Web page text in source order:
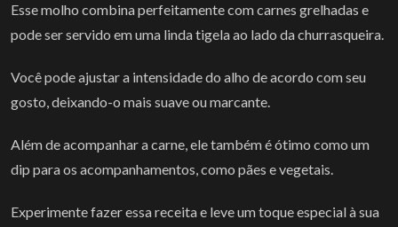
Esse molho combina perfeitamente com carnes grelhadas e
pode ser servido em uma linda tigela ao lado da churrasqueira.
Você pode ajustar a intensidade do alho de acordo com seu
gosto, deixando-o mais suave ou marcante.
Além de acompanhar a carne, ele também é ótimo como um
dip para os acompanhamentos, como pães e vegetais.
Experimente fazer essa receita e leve um toque especial à sua